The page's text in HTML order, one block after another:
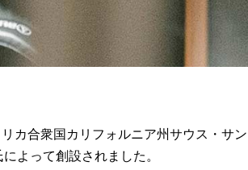
カ合衆国カリフォルニア州サウス・サ
よって創設されました。